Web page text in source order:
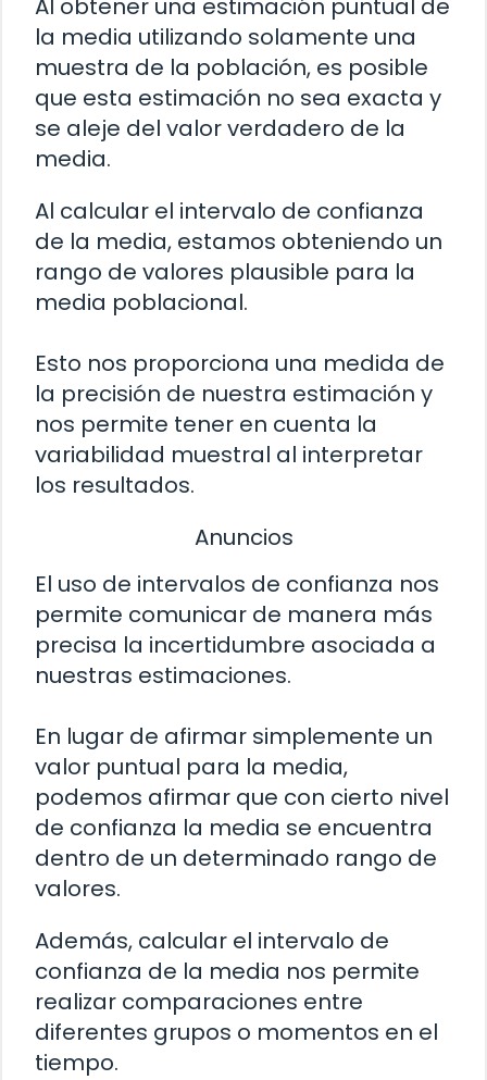
Al obtener una estimación puntual de
la media utilizando solamente una
muestra de la población, es posible
que esta estimación no sea exacta y
se aleje del valor verdadero de la
media.
Al calcular el intervalo de confianza
de la media, estamos obteniendo un
rango de valores plausible para la
media poblacional.
Esto nos proporciona una medida de
la precisión de nuestra estimación y
nos permite tener en cuenta la
variabilidad muestral al interpretar
los resultados.
Anuncios
El uso de intervalos de confianza nos
permite comunicar de manera más
precisa la incertidumbre asociada a
nuestras estimaciones.
En lugar de afirmar simplemente un
valor puntual para la media,
podemos afirmar que con cierto nivel
de confianza la media se encuentra
dentro de un determinado rango de
valores.
Además, calcular el intervalo de
confianza de la media nos permite
realizar comparaciones entre
diferentes grupos o momentos en el
tiempo.